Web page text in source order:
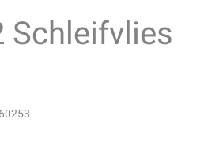
Schleifvlies